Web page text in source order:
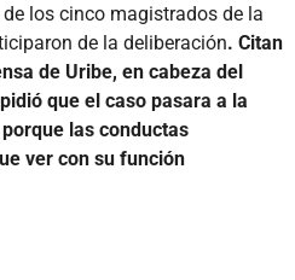
los cinco magistrados de la
de la deliberación. Citan
de Uribe, en cabeza del
que el caso pasara a la
las conductas
ver con su función